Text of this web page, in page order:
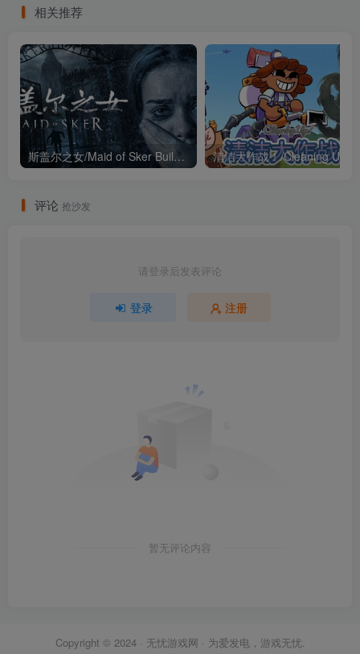
相关推荐
斯盖尔之女/Maid of Sker Build20210307（官中）
评论 抢沙发
请登录后发表评论
登录 注册
暂无评论内容
Copyright © 2024 · 无忧游戏网 · 为爱发电，游戏无忧.